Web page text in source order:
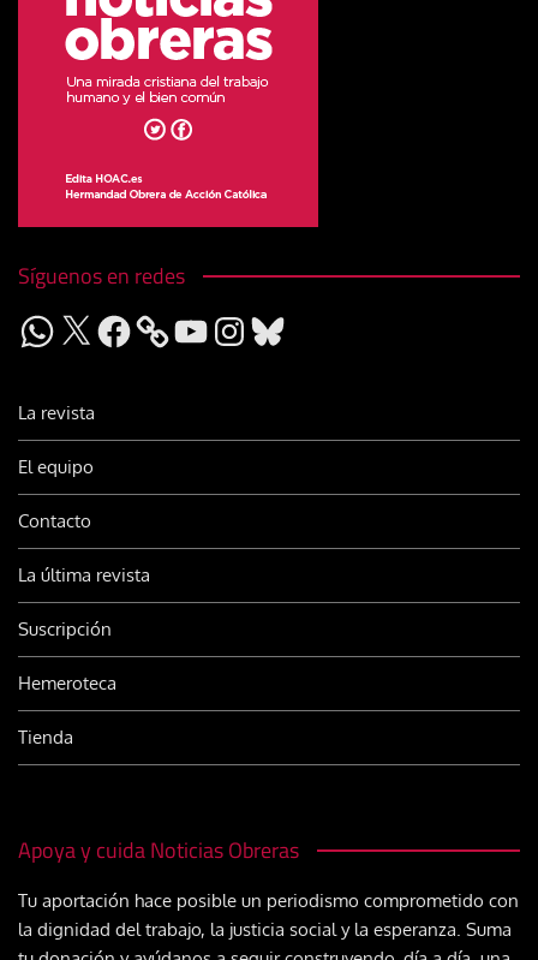
Síguenos en redes
WhatsApp
X Facebook YouTubeInstagram
Bluesky
La revista
El equipo
Contacto
La última revista
Suscripción
Hemeroteca
Tienda
Apoya y cuida Noticias Obreras
Tu aportación hace posible un periodismo comprometido con
la dignidad del trabajo, la justicia social y la esperanza. Suma